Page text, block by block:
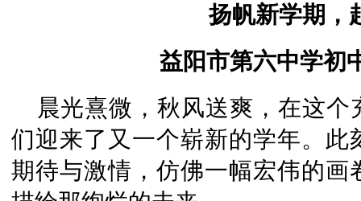
扬帆新学期，
益阳市第六中学初
晨光熹微，秋风送爽，在这
们迎来了又一个崭新的学年。
期待与激情，仿佛一幅宏伟的